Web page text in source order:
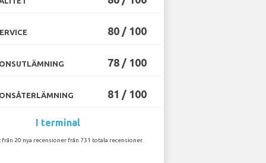
80 / 100
78 / 100
81 / 100
I terminal
från 20 nya recensioner från 731 totala recensioner.